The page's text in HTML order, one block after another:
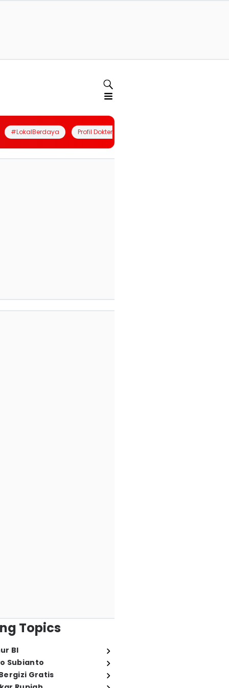
#LokalBerdaya Profil Dokter
Topics
BI
Subianto
Gratis